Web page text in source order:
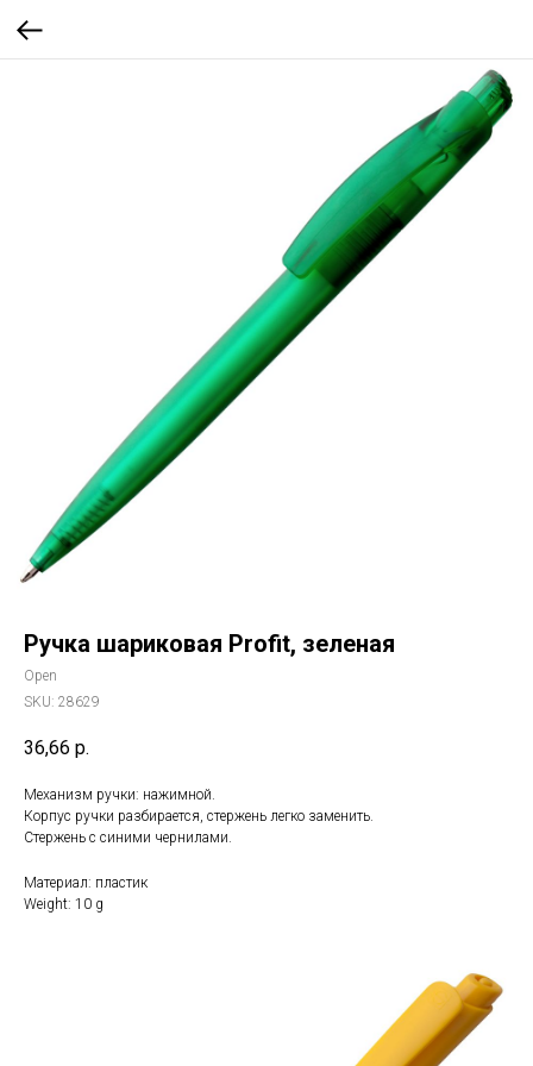
Ручка шариковая Profit, зеленая
Open
SKU: 28629
36,66 р.
Механизм ручки: нажимной.
Корпус ручки разбирается, стержень легко заменить.
Стержень с синими чернилами.
Материал: пластик
Weight: 10 g